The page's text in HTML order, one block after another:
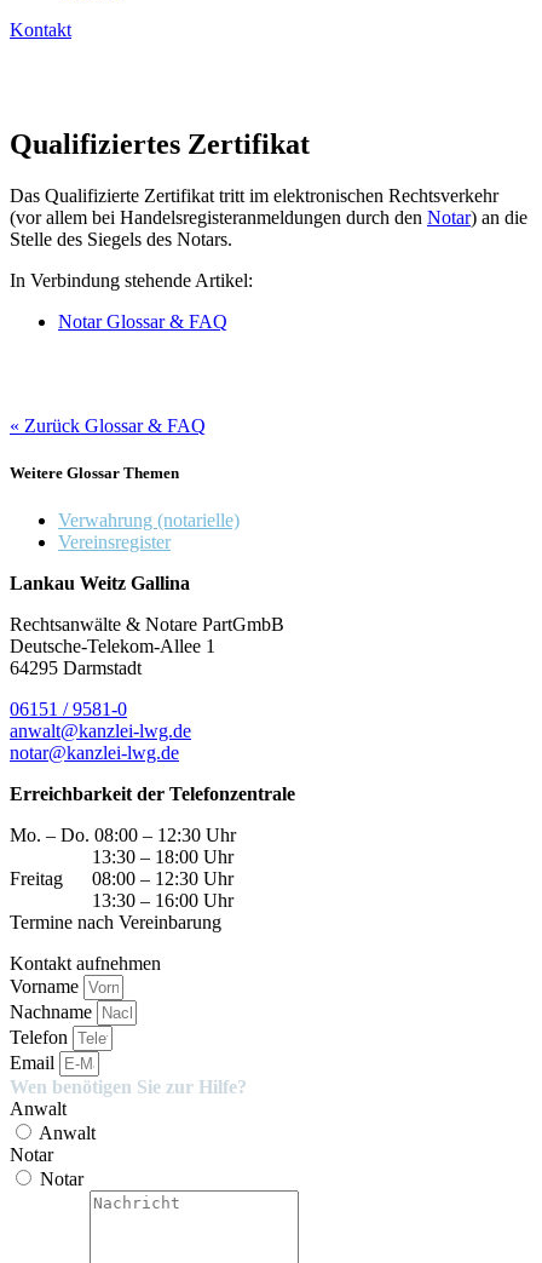
Kontakt
Qualifiziertes Zertifikat
Das Qualifizierte Zertifikat tritt im elektronischen Rechtsverkehr
(vor allem bei Handelsregisteranmeldungen durch den Notar) an die
Stelle des Siegels des Notars.
In Verbindung stehende Artikel:
Notar Glossar & FAQ
« Zurück Glossar & FAQ
Weitere Glossar Themen
Verwahrung (notarielle)
Vereinsregister
Lankau Weitz Gallina
Rechtsanwälte & Notare PartGmbB
Deutsche-Telekom-Allee 1
64295 Darmstadt
06151 / 9581-0
anwalt@kanzlei-lwg.de
notar@kanzlei-lwg.de
Erreichbarkeit der Telefonzentrale
Mo. – Do. 08:00 – 12:30 Uhr
13:30 – 18:00 Uhr
Freitag 08:00 – 12:30 Uhr
13:30 – 16:00 Uhr
Termine nach Vereinbarung
Kontakt aufnehmen
Vorname
Nachname
Telefon
Email
Wen benötigen Sie zur Hilfe?
Anwalt
Anwalt
Notar
Notar